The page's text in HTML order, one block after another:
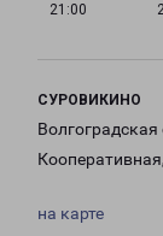
21:00
СУРОВИКИНО
Волгоградская
на карте